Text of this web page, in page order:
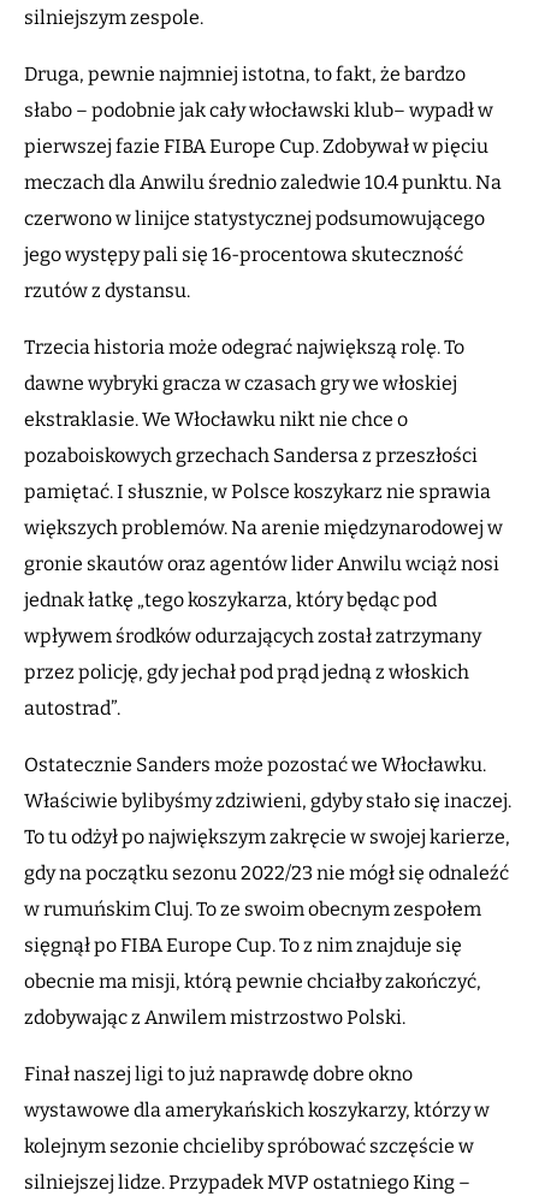
silniejszym zespole.
Druga, pewnie najmniej istotna, to fakt, że bardzo
słabo – podobnie jak cały włocławski klub– wypadł w
pierwszej fazie FIBA Europe Cup. Zdobywał w pięciu
meczach dla Anwilu średnio zaledwie 10.4 punktu. Na
czerwono w linijce statystycznej podsumowującego
jego występy pali się 16-procentowa skuteczność
rzutów z dystansu.
Trzecia historia może odegrać największą rolę. To
dawne wybryki gracza w czasach gry we włoskiej
ekstraklasie. We Włocławku nikt nie chce o
pozaboiskowych grzechach Sandersa z przeszłości
pamiętać. I słusznie, w Polsce koszykarz nie sprawia
większych problemów. Na arenie międzynarodowej w
gronie skautów oraz agentów lider Anwilu wciąż nosi
jednak łatkę „tego koszykarza, który będąc pod
wpływem środków odurzających został zatrzymany
przez policję, gdy jechał pod prąd jedną z włoskich
autostrad”.
Ostatecznie Sanders może pozostać we Włocławku.
Właściwie bylibyśmy zdziwieni, gdyby stało się inaczej.
To tu odżył po największym zakręcie w swojej karierze,
gdy na początku sezonu 2022/23 nie mógł się odnaleźć
w rumuńskim Cluj. To ze swoim obecnym zespołem
sięgnął po FIBA Europe Cup. To z nim znajduje się
obecnie ma misji, którą pewnie chciałby zakończyć,
zdobywając z Anwilem mistrzostwo Polski.
Finał naszej ligi to już naprawdę dobre okno
wystawowe dla amerykańskich koszykarzy, którzy w
kolejnym sezonie chcieliby spróbować szczęście w
silniejszej lidze. Przypadek MVP ostatniego King –